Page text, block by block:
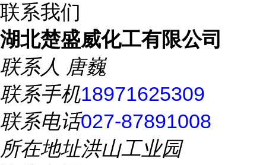
联系我们
湖北楚盛威化工有限公司
联系人 唐巍
联系手机18971625309
联系电话027-87891008
所在地址洪山工业园